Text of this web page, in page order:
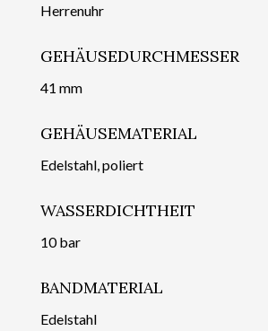
Herrenuhr
GEHÄUSEDURCHMESSER
41 mm
GEHÄUSEMATERIAL
Edelstahl, poliert
WASSERDICHTHEIT
10 bar
BANDMATERIAL
Edelstahl